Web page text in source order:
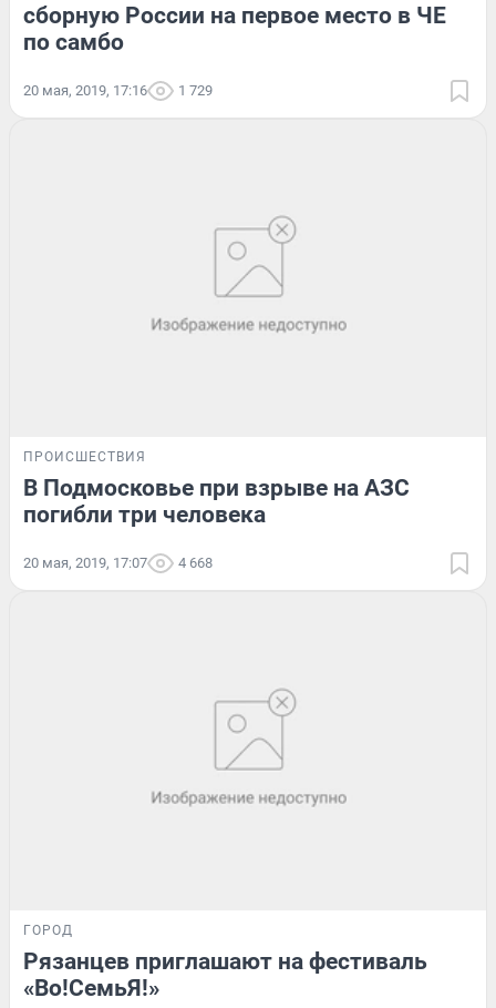
сборную России на первое место в ЧЕ
по самбо
20 мая, 2019, 17:16 1 729
ПРОИСШЕСТВИЯ
В Подмосковье при взрыве на АЗС
погибли три человека
20 мая, 2019, 17:07 4 668
ГОРОД
Рязанцев приглашают на фестиваль
«Во!СемьЯ!»